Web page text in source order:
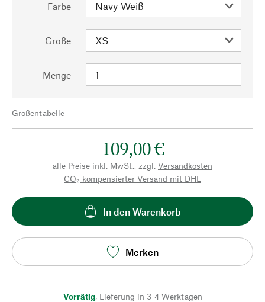
Farbe
Größe
Menge
Größentabelle
109,00 €
alle Preise inkl. MwSt., zzgl. Versandkosten
CO₂-kompensierter Versand mit DHL
In den Warenkorb
Merken
Vorrätig, Lieferung in 3-4 Werktagen